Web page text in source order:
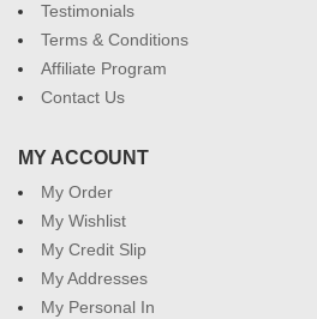
Testimonials
Terms & Conditions
Affiliate Program
Contact Us
MY ACCOUNT
My Order
My Wishlist
My Credit Slip
My Addresses
My Personal In